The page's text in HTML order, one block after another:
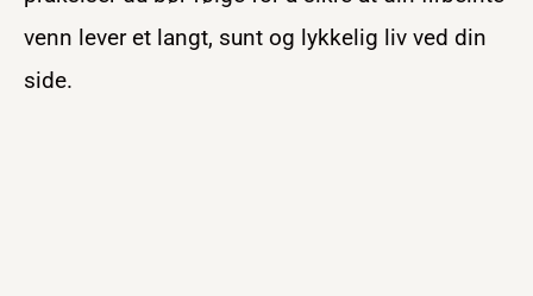
venn lever et langt, sunt og lykkelig liv ved din
side.